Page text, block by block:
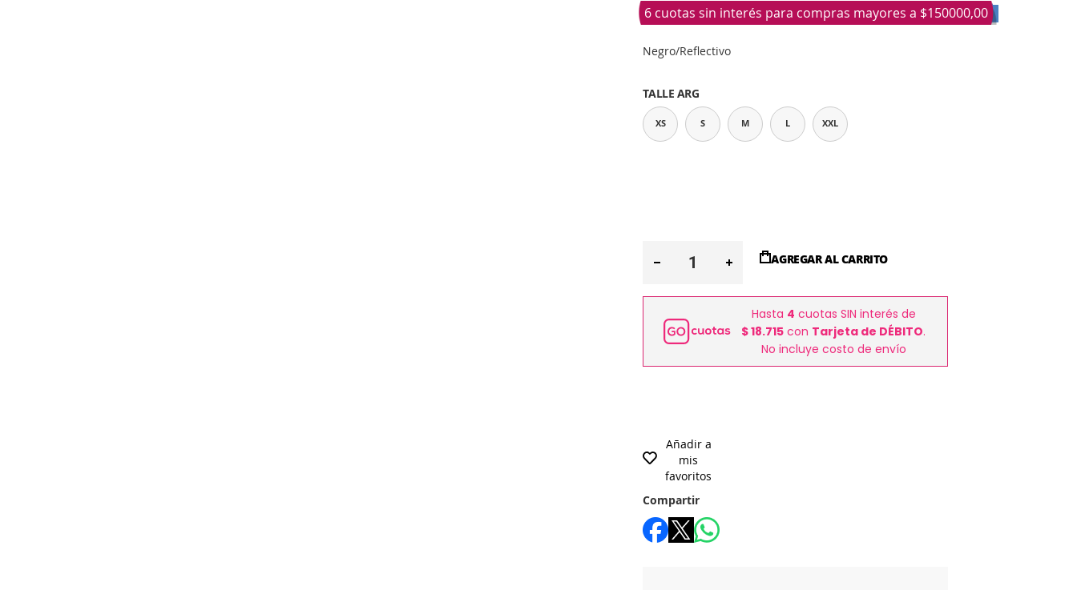
6 cuotas sin interés para compras mayores a $150000,00
Negro/Reflectivo
TALLE ARG
XS S M L XXL
AGREGAR AL CARRITO
Hasta 4 cuotas SIN interés de
$ 18.715 con Tarjeta de DÉBITO.
No incluye costo de envío
Añadir a
mis
favoritos
Compartir